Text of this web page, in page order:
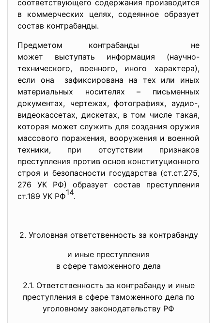
соответствующего содержания производится
в коммерческих целях, содеянное образует
состав контрабанды.
Предметом контрабанды не
может выступать информация (научно-
технического, военного, иного характера),
если она зафиксирована на тех или иных
материальных носителях – письменных
документах, чертежах, фотографиях, аудио-,
видеокассетах, дискетах, в том числе такая,
которая может служить для создания оружия
массового поражения, вооружения и военной
техники, при отсутствии признаков
преступления против основ конституционного
строя и безопасности государства (ст.ст.275,
276 УК РФ) образует состав преступления
ст.189 УК РФ14.
2. Уголовная ответственность за контрабанду
и иные преступления
в сфере таможенного дела
2.1. Ответственность за контрабанду и иные
преступления в сфере таможенного дела по
уголовному законодательству РФ